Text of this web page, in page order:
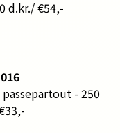
d.kr./ €54,-
- 250